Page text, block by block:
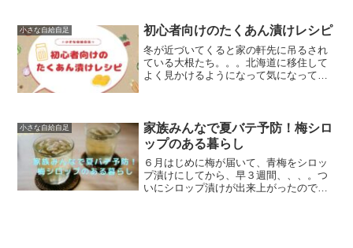
見守りました。本記事おすすめの方・家
族で自給自足を楽しみたい...
小さな自給自足 初心者向けのたくあん漬けレシピ
冬が近づいてくると家の軒先に吊るされ
ている大根たち。。。北海道に移住して
よく見かけるようになって気になってい
た。本記事は下記の方にオススメ...
小さな自給自足
家族みんなで夏バテ予防！梅シロ
ップのある暮らし
６月はじめに梅が届いて、青梅をシロッ
プ漬けにしてから、早３週間、、、。つ
いにシロップ漬けが出来上がったので、